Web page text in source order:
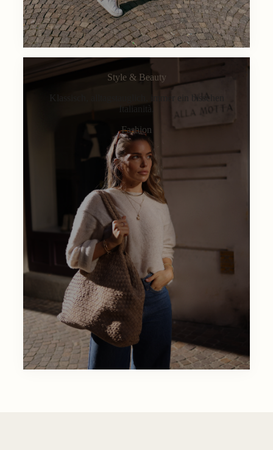
Style & Beauty
Klassisch, alltagstauglich, immer ein bisschen
Italianità.
Fashion